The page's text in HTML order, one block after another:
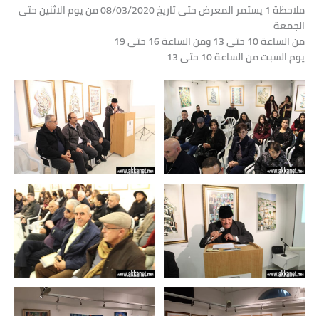
ملاحظة 1 يستمر المعرض حتى تاريخ 08/03/2020 من يوم الاثنين حتى
الجمعة
من الساعة 10 حتى 13 ومن الساعة 16 حتى 19
يوم السبت من الساعة 10 حتى 13